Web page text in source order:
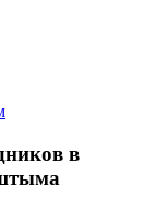
в